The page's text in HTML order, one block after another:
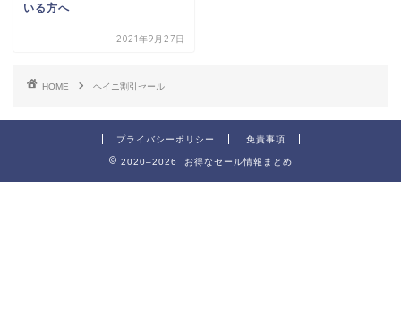
いる方へ
2021年9月27日
HOME ヘイニ割引セール
プライバシーポリシー 免責事項
2020–2026 お得なセール情報まとめ